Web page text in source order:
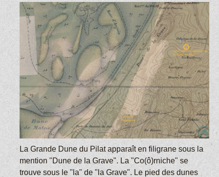
La Grande Dune du Pilat apparaît en filigrane sous la
mention "Dune de la Grave". La "Co(ô)rniche" se
trouve sous le "la" de "la Grave". Le pied des dunes